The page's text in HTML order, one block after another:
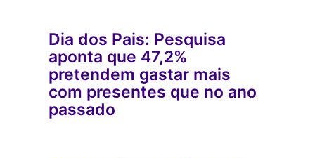
Dia dos Pais: Pesquisa
aponta que 47,2%
pretendem gastar mais
com presentes que no ano
passado